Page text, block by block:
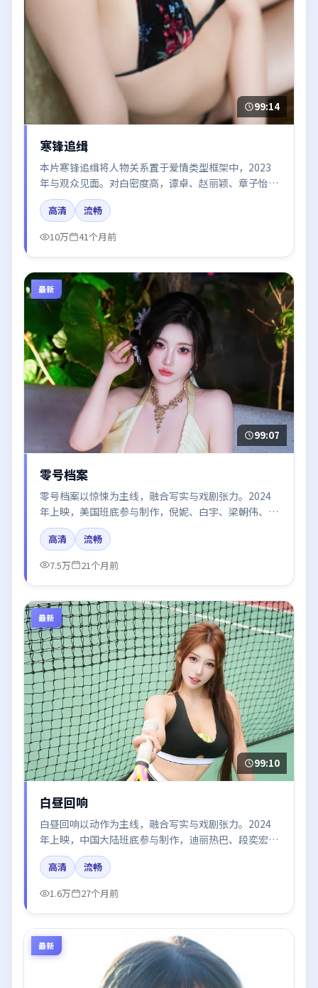
99:14
寒锋追缉
本片寒锋追缉将人物关系置于爱情类型框架中，2023
年与观众见面。对白密度高，谭卓、赵丽颖、章子怡的
台词节奏值得关注；整体气质偏中国大陆都市与冷色调
摄影。
高清
流畅
10万
41个月前
最新
99:07
零号档案
零号档案以惊悚为主线，融合写实与戏剧张力。2024
年上映，美国班底参与制作，倪妮、白宇、梁朝伟、张
译在片中呈现细腻表演，影像风格统一，配乐与剪辑强
化了情绪曲线。
高清
流畅
7.5万
21个月前
最新
99:10
白昼回响
白昼回响以动作为主线，融合写实与戏剧张力。2024
年上映，中国大陆班底参与制作，迪丽热巴、段奕宏、
王凯在片中呈现细腻表演，影像风格统一，配乐与剪辑
强化了情绪曲线。
高清
流畅
1.6万
27个月前
最新